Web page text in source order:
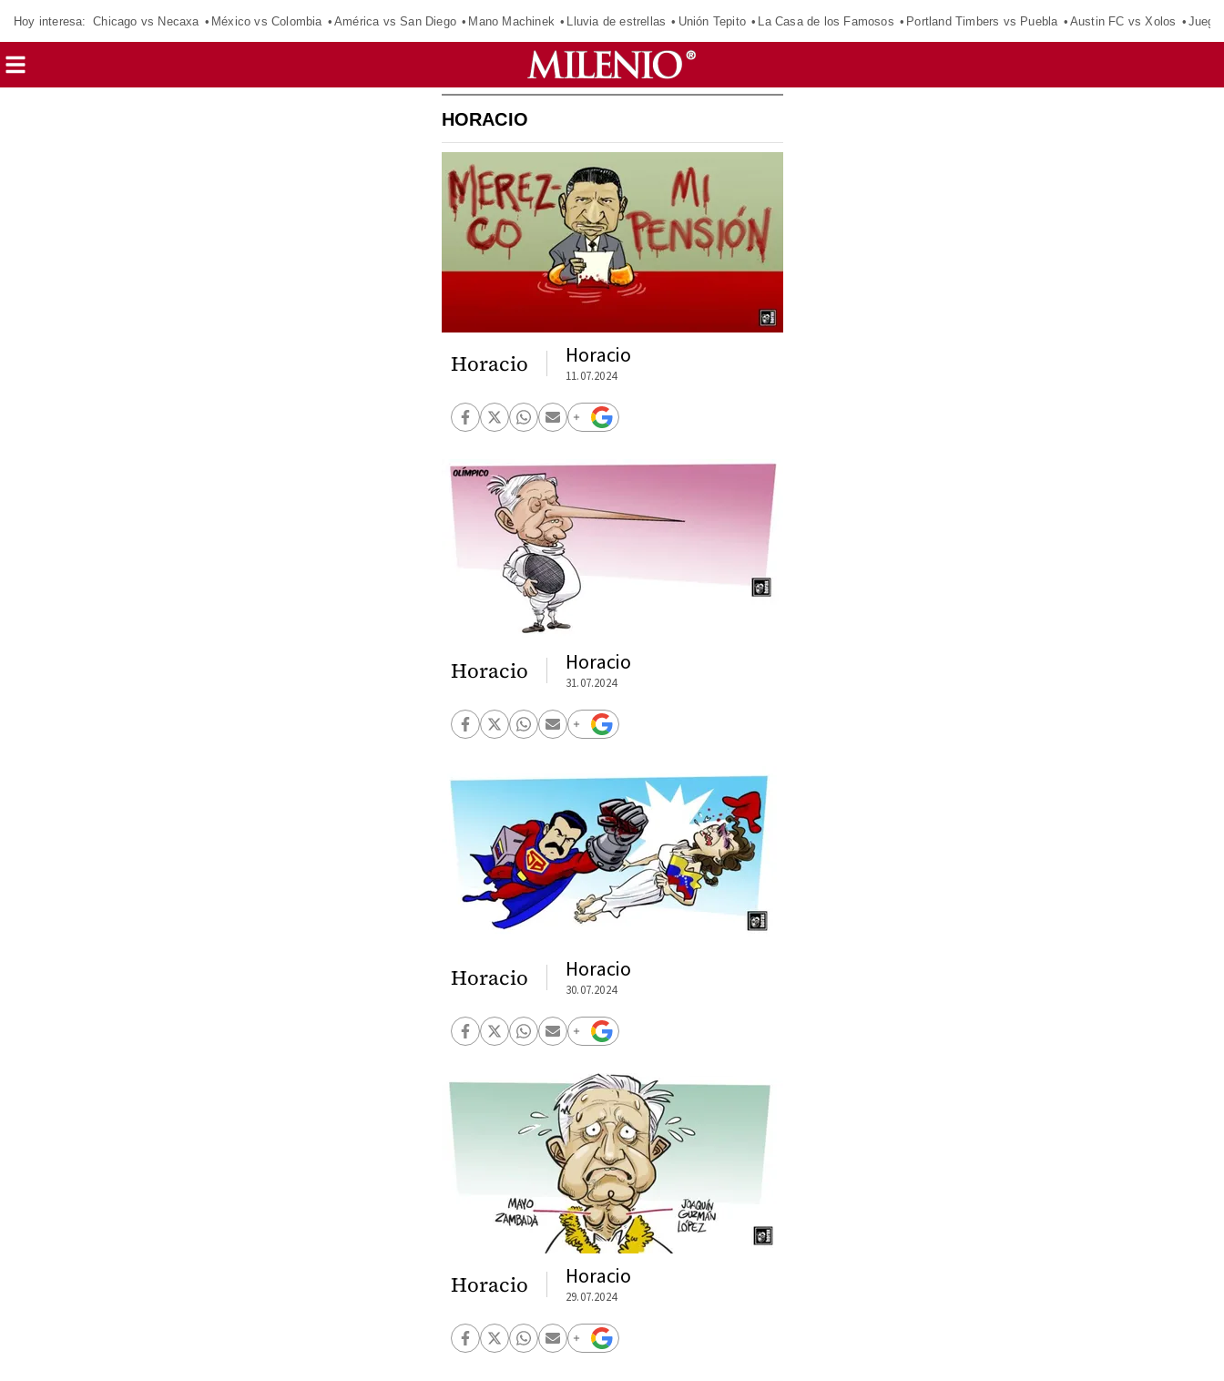
Hoy interesa: Chicago vs Necaxa México vs Colombia América vs San Diego Mano Machinek Lluvia de estrellas Unión Tepito La Casa de los Famosos Portland Timbers vs Puebla Austin FC vs Xolos
HORACIO
Horacio Horacio
11.07.2024
Horacio Horacio
31.07.2024
Horacio Horacio
30.07.2024
Horacio Horacio
29.07.2024